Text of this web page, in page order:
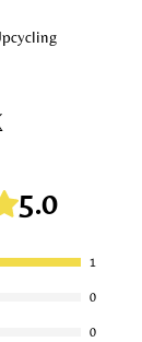
5.0
1
0
0